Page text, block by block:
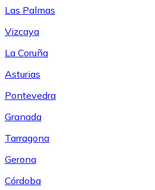
Las Palmas
Vizcaya
La Coruña
Asturias
Pontevedra
Granada
Tarragona
Gerona
Córdoba